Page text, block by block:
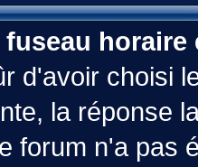
d'avoir choisi
la réponse
forum n'a pas